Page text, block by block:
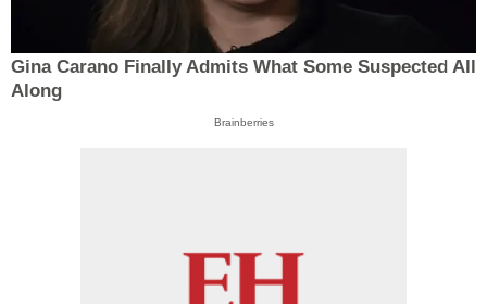
Gina Carano Finally Admits What Some Suspected All
Along
Brainberries